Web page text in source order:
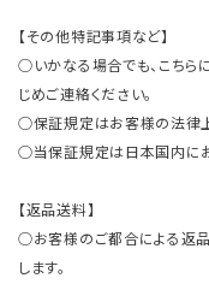
【その他特記事項など】
○いかなる場合でも、こちら
じめご連絡ください。
○保証規定はお客様の法律
○当保証規定は日本国内に
【返品送料】
○お客様のご都合による返
します。